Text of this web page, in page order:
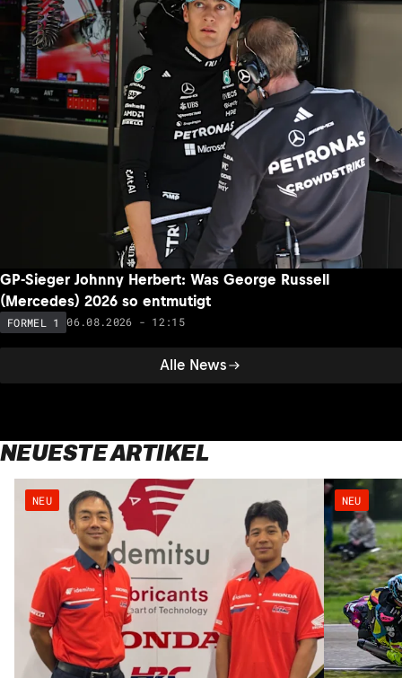
Alle News
GP-Sieger Johnny Herbert: Was George Russell
(Mercedes) 2026 so entmutigt
FORMEL 1 06.08.2026 - 12:15
NEUESTE ARTIKEL
NEU NEU